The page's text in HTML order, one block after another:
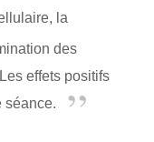
la
des
effets positifs
séance.